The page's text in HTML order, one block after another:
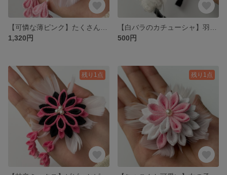
1,320円
500円
残り1点 残り1点